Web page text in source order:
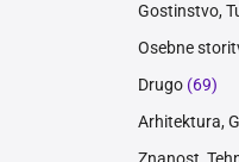
Gostinstvo,
Osebne
Drugo (69)
Arhitektura,